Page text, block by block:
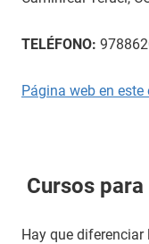
TELÉFONO:
Página web en este
Cursos para
Hay que